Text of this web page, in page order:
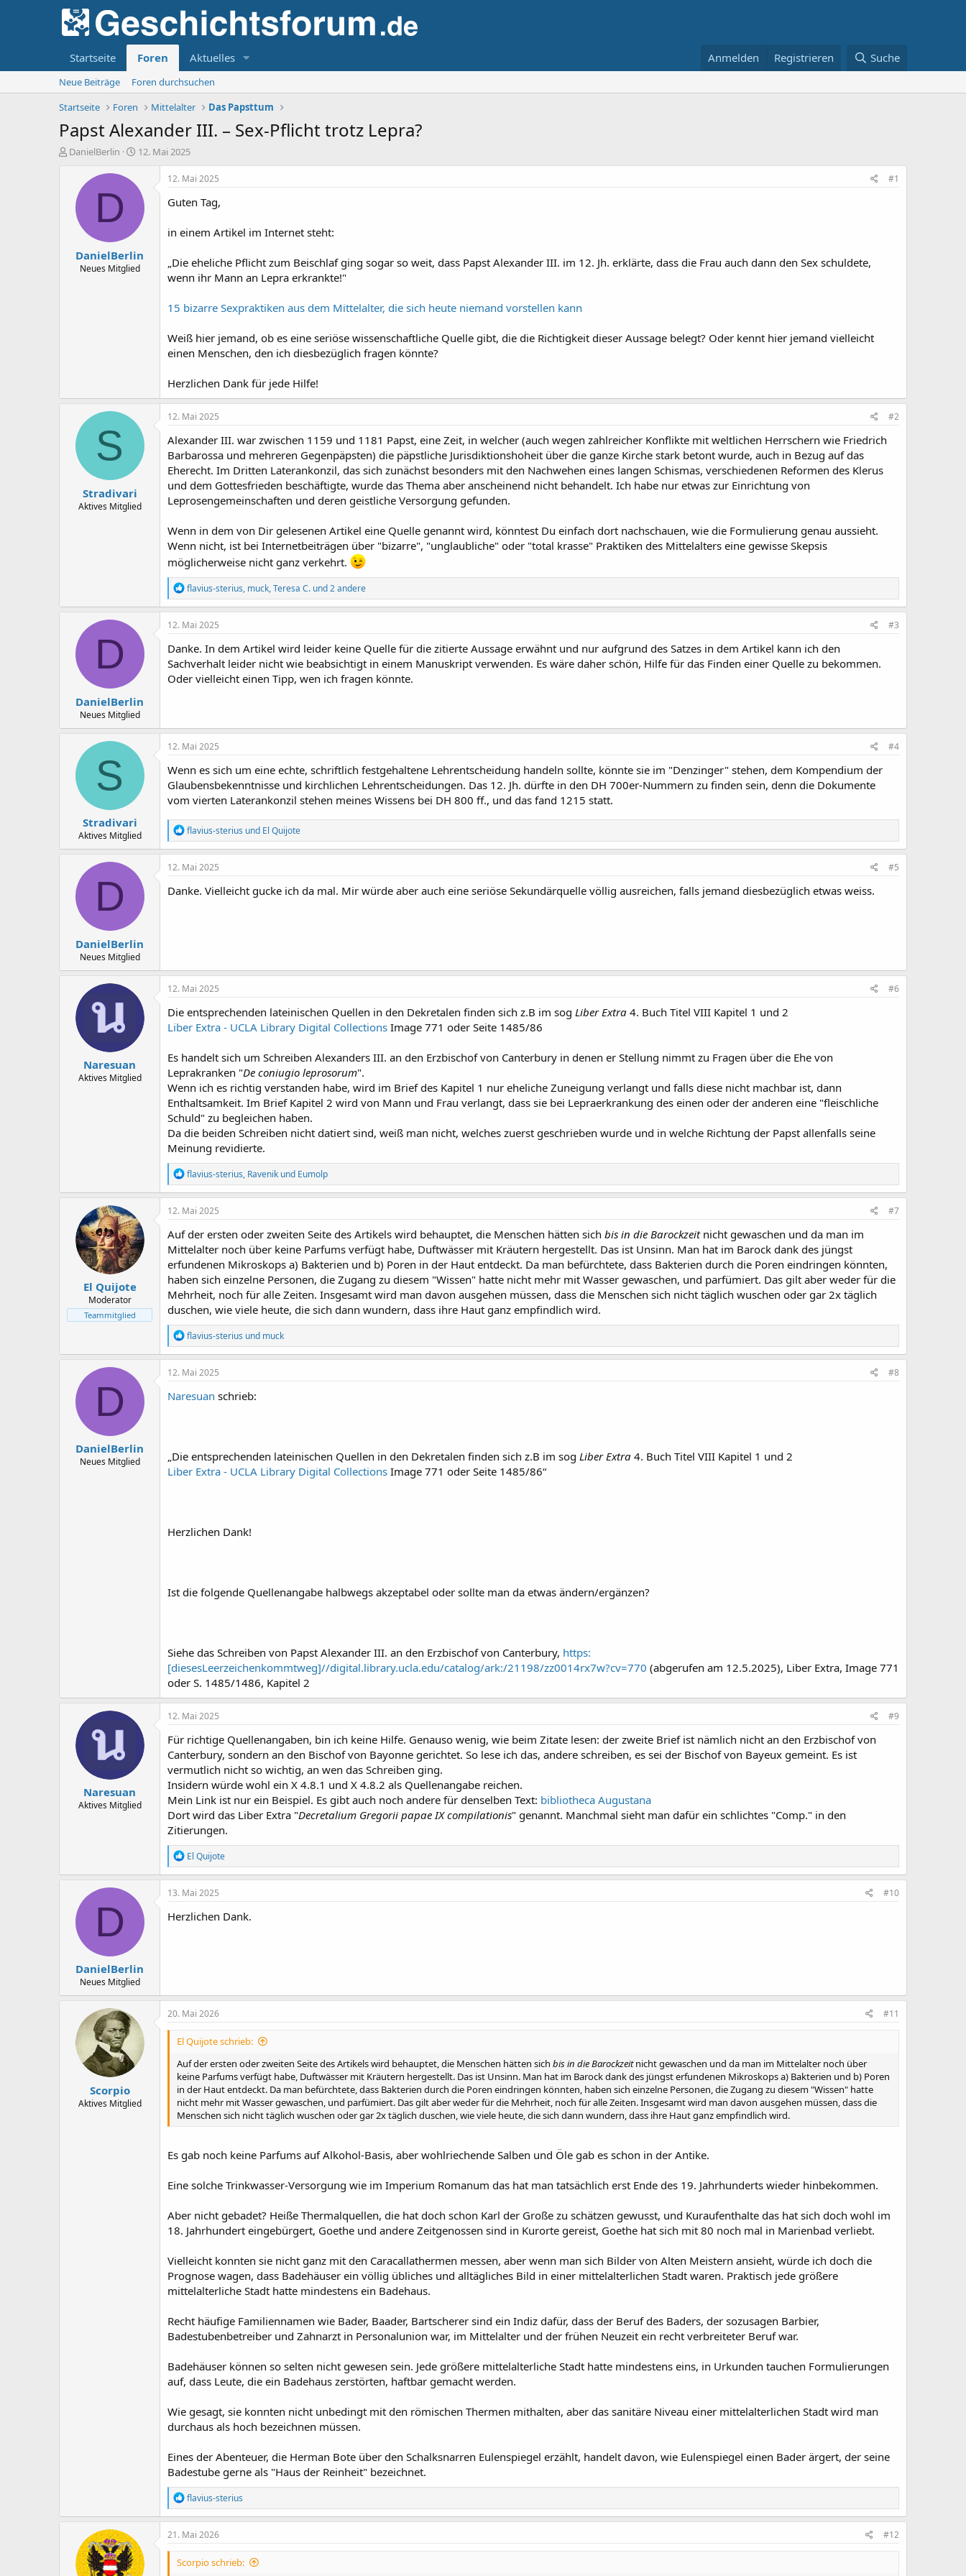
Startseite Foren Aktuelles Anmelden Registrieren Suche
Neue Beiträge
Foren durchsuchen
Startseite
Foren Mittelalter Das Papsttum
Papst Alexander III. – Sex-Pflicht trotz Lepra?
E
DanielBerlin
E
t
l
a
m
12. Mai 2025
D
DanielBerlin
Neues Mitglied
12. Mai 2025 #1
Guten Tag,
in einem Artikel im Internet steht:
„Die eheliche Pflicht zum Beischlaf ging sogar so weit, dass Papst Alexander III. im 12. Jh. erklärte, dass die Frau auch dann den Sex schuldete,
wenn ihr Mann an Lepra erkrankte!"
15 bizarre Sexpraktiken aus dem Mittelalter, die sich heute niemand vorstellen kann
Weiß hier jemand, ob es eine seriöse wissenschaftliche Quelle gibt, die die Richtigkeit dieser Aussage belegt? Oder kennt hier jemand vielleicht
einen Menschen, den ich diesbezüglich fragen könnte?
Herzlichen Dank für jede Hilfe!
S
Stradivari
Aktives Mitglied
12. Mai 2025 #2
Alexander III. war zwischen 1159 und 1181 Papst, eine Zeit, in welcher (auch wegen zahlreicher Konflikte mit weltlichen Herrschern wie Friedrich
Barbarossa und mehreren Gegenpäpsten) die päpstliche Jurisdiktionshoheit über die ganze Kirche stark betont wurde, auch in Bezug auf das
Eherecht. Im Dritten Laterankonzil, das sich zunächst besonders mit den Nachwehen eines langen Schismas, verschiedenen Reformen des Klerus
und dem Gottesfrieden beschäftigte, wurde das Thema aber anscheinend nicht behandelt. Ich habe nur etwas zur Einrichtung von
Leprosengemeinschaften und deren geistliche Versorgung gefunden.
Wenn in dem von Dir gelesenen Artikel eine Quelle genannt wird, könntest Du einfach dort nachschauen, wie die Formulierung genau aussieht.
Wenn nicht, ist bei Internetbeiträgen über "bizarre", "unglaubliche" oder "total krasse" Praktiken des Mittelalters eine gewisse Skepsis
möglicherweise nicht ganz verkehrt.
R
e
a
k
i
o
n
e
flavius-sterius, muck,Teresa C. und 2 andere
D
DanielBerlin
Neues Mitglied
12. Mai 2025 #3
Danke. In dem Artikel wird leider keine Quelle für die zitierte Aussage erwähnt und nur aufgrund des Satzes in dem Artikel kann ich den
Sachverhalt leider nicht wie beabsichtigt in einem Manuskript verwenden. Es wäre daher schön, Hilfe für das Finden einer Quelle zu bekommen.
Oder vielleicht einen Tipp, wen ich fragen könnte.
S
Stradivari
Aktives Mitglied
12. Mai 2025 #4
Wenn es sich um eine echte, schriftlich festgehaltene Lehrentscheidung handeln sollte, könnte sie im "Denzinger" stehen, dem Kompendium der
Glaubensbekenntnisse und kirchlichen Lehrentscheidungen. Das 12. Jh. dürfte in den DH 700er-Nummern zu finden sein, denn die Dokumente
vom vierten Laterankonzil stehen meines Wissens bei DH 800 ff., und das fand 1215 statt.
R
e
a
k
i
o
flavius-sterius und El Quijote
D
DanielBerlin
Neues Mitglied
12. Mai 2025 #5
Danke. Vielleicht gucke ich da mal. Mir würde aber auch eine seriöse Sekundärquelle völlig ausreichen, falls jemand diesbezüglich etwas weiss.
Naresuan
Aktives Mitglied
12. Mai 2025 #6
Die entsprechenden lateinischen Quellen in den Dekretalen finden sich z.B im sog Liber Extra 4. Buch Titel VIII Kapitel 1 und 2
Liber Extra - UCLA Library Digital Collections Image 771 oder Seite 1485/86
Es handelt sich um Schreiben Alexanders III. an den Erzbischof von Canterbury in denen er Stellung nimmt zu Fragen über die Ehe von
Leprakranken "De coniugio leprosorum".
Wenn ich es richtig verstanden habe, wird im Brief des Kapitel 1 nur eheliche Zuneigung verlangt und falls diese nicht machbar ist, dann
Enthaltsamkeit. Im Brief Kapitel 2 wird von Mann und Frau verlangt, dass sie bei Lepraerkrankung des einen oder der anderen eine "fleischliche
Schuld" zu begleichen haben.
Da die beiden Schreiben nicht datiert sind, weiß man nicht, welches zuerst geschrieben wurde und in welche Richtung der Papst allenfalls seine
Meinung revidierte.
R
e
a
k
o
n
e
n
:
flavius-sterius, Ravenik und Eumolp
El Quijote
Moderator
Teammitglied
12. Mai 2025 #7
Auf der ersten oder zweiten Seite des Artikels wird behauptet, die Menschen hätten sich bis in die Barockzeitnicht gewaschen und da man im
Mittelalter noch über keine Parfums verfügt habe, Duftwässer mit Kräutern hergestellt. Das ist Unsinn. Man hat im Barock dank des jüngst
erfundenen Mikroskops a) Bakterien und b) Poren in der Haut entdeckt. Da man befürchtete, dass Bakterien durch die Poren eindringen könnten,
haben sich einzelne Personen, die Zugang zu diesem "Wissen" hatte nicht mehr mit Wasser gewaschen, und parfümiert. Das gilt aber weder für die
Mehrheit, noch für alle Zeiten. Insgesamt wird man davon ausgehen müssen, dass die Menschen sich nicht täglich wuschen oder gar 2x täglich
duschen, wie viele heute, die sich dann wundern, dass ihre Haut ganz empfindlich wird.
R
e
a
k
i
o
flavius-sterius und muck
D
DanielBerlin
Neues Mitglied
12. Mai 2025 #8
Naresuan schrieb:
„Die entsprechenden lateinischen Quellen in den Dekretalen finden sich z.B im sog Liber Extra 4. Buch Titel VIII Kapitel 1 und 2
Liber Extra - UCLA Library Digital Collections Image 771 oder Seite 1485/86“
Herzlichen Dank!
Ist die folgende Quellenangabe halbwegs akzeptabel oder sollte man da etwas ändern/ergänzen?
Siehe das Schreiben von Papst Alexander III. an den Erzbischof von Canterbury, https:
[diesesLeerzeichenkommtweg]//digital.library.ucla.edu/catalog/ark:/21198/zz0014rx7w?cv=770 (abgerufen am 12.5.2025), Liber Extra, Image 771
oder S. 1485/1486, Kapitel 2
Naresuan
Aktives Mitglied
12. Mai 2025 #9
Für richtige Quellenangaben, bin ich keine Hilfe. Genauso wenig, wie beim Zitate lesen: der zweite Brief ist nämlich nicht an den Erzbischof von
Canterbury, sondern an den Bischof von Bayonne gerichtet. So lese ich das, andere schreiben, es sei der Bischof von Bayeux gemeint. Es ist
vermutlich nicht so wichtig, an wen das Schreiben ging.
Insidern würde wohl ein X 4.8.1 und X 4.8.2 als Quellenangabe reichen.
Mein Link ist nur ein Beispiel. Es gibt auch noch andere für denselben Text: bibliotheca Augustana
Dort wird das Liber Extra "Decretalium Gregorii papae IX compilationis" genannt. Manchmal sieht man dafür ein schlichtes "Comp." in den
Zitierungen.
R
e
a
k
i
o
El Quijote
D
DanielBerlin
Neues Mitglied
13. Mai 2025 #10
Herzlichen Dank.
Scorpio
Aktives Mitglied
20. Mai 2026 #11
El Quijote schrieb:
Auf der ersten oder zweiten Seite des Artikels wird behauptet, die Menschen hätten sich bis in die Barockzeitnicht gewaschen und da man im Mittelalter noch über
keine Parfums verfügt habe, Duftwässer mit Kräutern hergestellt. Das ist Unsinn. Man hat im Barock dank des jüngst erfundenen Mikroskops a) Bakterien und b) Poren
in der Haut entdeckt. Da man befürchtete, dass Bakterien durch die Poren eindringen könnten, haben sich einzelne Personen, die Zugang zu diesem "Wissen" hatte
nicht mehr mit Wasser gewaschen, und parfümiert. Das gilt aber weder für die Mehrheit, noch für alle Zeiten. Insgesamt wird man davon ausgehen müssen, dass die
Menschen sich nicht täglich wuschen oder gar 2x täglich duschen, wie viele heute, die sich dann wundern, dass ihre Haut ganz empfindlich wird.
Es gab noch keine Parfums auf Alkohol-Basis, aber wohlriechende Salben und Öle gab es schon in der Antike.
Eine solche Trinkwasser-Versorgung wie im Imperium Romanum das hat man tatsächlich erst Ende des 19. Jahrhunderts wieder hinbekommen.
Aber nicht gebadet? Heiße Thermalquellen, die hat doch schon Karl der Große zu schätzen gewusst, und Kuraufenthalte das hat sich doch wohl im
18. Jahrhundert eingebürgert, Goethe und andere Zeitgenossen sind in Kurorte gereist, Goethe hat sich mit 80 noch mal in Marienbad verliebt.
Vielleicht konnten sie nicht ganz mit den Caracallathermen messen, aber wenn man sich Bilder von Alten Meistern ansieht, würde ich doch die
Prognose wagen, dass Badehäuser ein völlig übliches und alltägliches Bild in einer mittelalterlichen Stadt waren. Praktisch jede größere
mittelalterliche Stadt hatte mindestens ein Badehaus.
Recht häufige Familiennamen wie Bader, Baader, Bartscherer sind ein Indiz dafür, dass der Beruf des Baders, der sozusagen Barbier,
Badestubenbetreiber und Zahnarzt in Personalunion war, im Mittelalter und der frühen Neuzeit ein recht verbreiteter Beruf war.
Badehäuser können so selten nicht gewesen sein. Jede größere mittelalterliche Stadt hatte mindestens eins, in Urkunden tauchen Formulierungen
auf, dass Leute, die ein Badehaus zerstörten, haftbar gemacht werden.
Wie gesagt, sie konnten nicht unbedingt mit den römischen Thermen mithalten, aber das sanitäre Niveau einer mittelalterlichen Stadt wird man
durchaus als hoch bezeichnen müssen.
Eines der Abenteuer, die Herman Bote über den Schalksnarren Eulenspiegel erzählt, handelt davon, wie Eulenspiegel einen Bader ärgert, der seine
Badestube gerne als "Haus der Reinheit" bezeichnet.
R
e
a
k
o
flavius-sterius
21. Mai 2026 #12
Scorpio schrieb: